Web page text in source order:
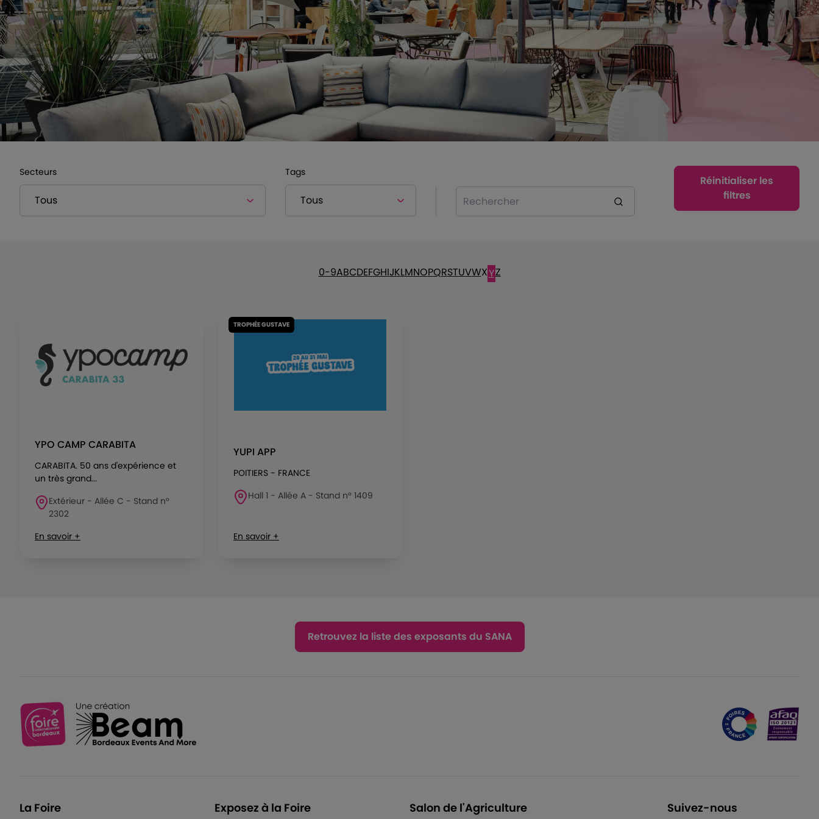
Secteurs Tags
Rechercher
Réinitialiser les
filtres
0-9ABCDEFGHIJKLMNOPQRSTUVWXYZ
YPO CAMP CARABITA
CARABITA. 50 ans d'expérience et
un très grand...
Extérieur - Allée C - Stand n°
2302
En savoir +
TROPHÉE GUSTAVE
YUPI APP
POITIERS - FRANCE
Hall 1 - Allée A - Stand n° 1409
En savoir +
Retrouvez la liste des exposants du SANA
La Foire Exposez à la Foire Salon de l'Agriculture Suivez-nous